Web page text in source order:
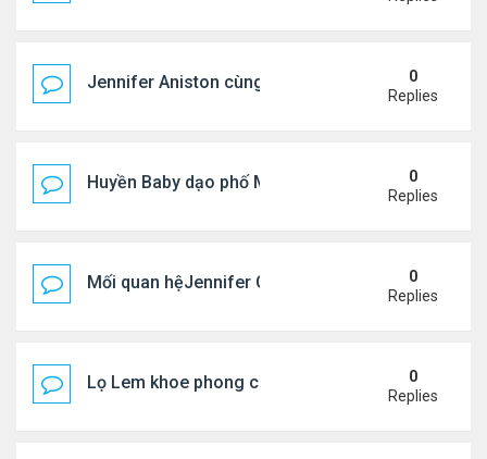
Jennifer Aniston cùng bạn trai nghỉ dưỡng trên du
0
Replies
Huyền Baby dạo phố Mỹ
0
Replies
Mối quan hệJennifer Garner và mẹ chồng cũ
0
Replies
Lọ Lem khoe phong cách ở New York
0
Replies